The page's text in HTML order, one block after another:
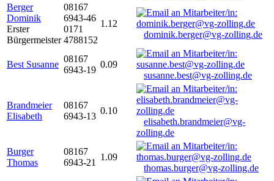
Berger
Dominik
Erster
Bürgermeister
08167
6943-46
0171
4788152
1.12
dominik.berger@vg-zolling.de
Best Susanne
08167
6943-19
0.09
susanne.best@vg-zolling.de
Brandmeier
Elisabeth
08167
6943-13
0.10
elisabeth.brandmeier@vg-
zolling.de
Burger
Thomas
08167
6943-21
1.09
thomas.burger@vg-zolling.de